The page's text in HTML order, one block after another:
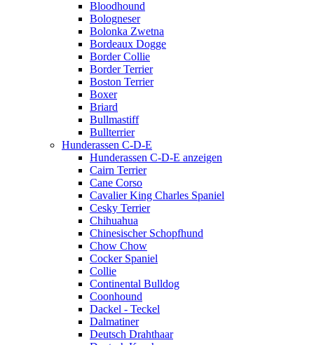
Bloodhound
Bologneser
Bolonka Zwetna
Bordeaux Dogge
Border Collie
Border Terrier
Boston Terrier
Boxer
Briard
Bullmastiff
Bullterrier
Hunderassen C-D-E
Hunderassen C-D-E anzeigen
Cairn Terrier
Cane Corso
Cavalier King Charles Spaniel
Cesky Terrier
Chihuahua
Chinesischer Schopfhund
Chow Chow
Cocker Spaniel
Collie
Continental Bulldog
Coonhound
Dackel - Teckel
Dalmatiner
Deutsch Drahthaar